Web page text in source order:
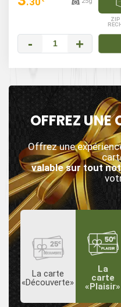
ZIP
- +
OFFREZ UNE
Offrez une
valable sur tout
La carte
«Découverte»
La
carte
«Plaisir»